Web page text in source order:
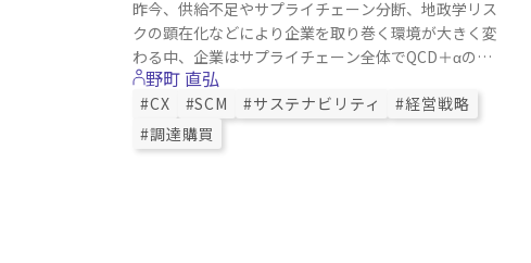
昨今、供給不足やサプライチェーン分断、地政学リス
クの顕在化などにより企業を取り巻く環境が大きく変
わる中、企業はサプライチェーン全体でQCD＋αの適
正化を実現する取り組み「戦略的サプライヤーマネジ
メント」に取り組んでいく必要があります。 本ホワイ
トペーパーでは、従来のサプライヤーマネジメントと
戦略的サプライヤーマネジメントの違いや実現事例を
野町 直弘
#CX #SCM #サステナビリティ
#経営戦略
#調達購買